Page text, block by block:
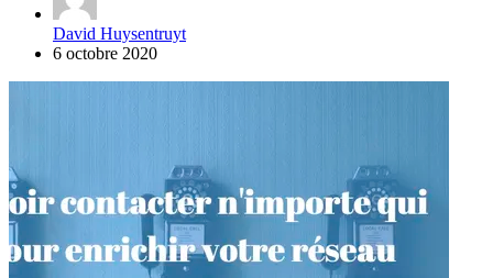
David Huysentruyt
6 octobre 2020